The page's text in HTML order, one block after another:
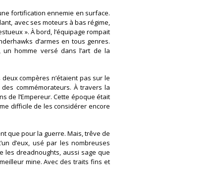
fortification ennemie en surface.
avec ses moteurs à bas régime,
». À bord, l’équipage rompait
d’armes en tous genres.
homme versé dans l’art de la
compères n’étaient pas sur le
commémorateurs. À travers la
de l’Empereur. Cette époque était
difficile de les considérer encore
que pour la guerre. Mais, trêve de
d’eux, usé par les nombreuses
les dreadnoughts, aussi sage que
mine. Avec des traits fins et